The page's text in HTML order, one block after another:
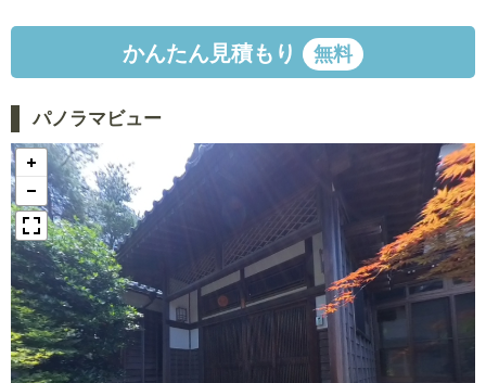
かんたん見積もり 無料
パノラマビュー